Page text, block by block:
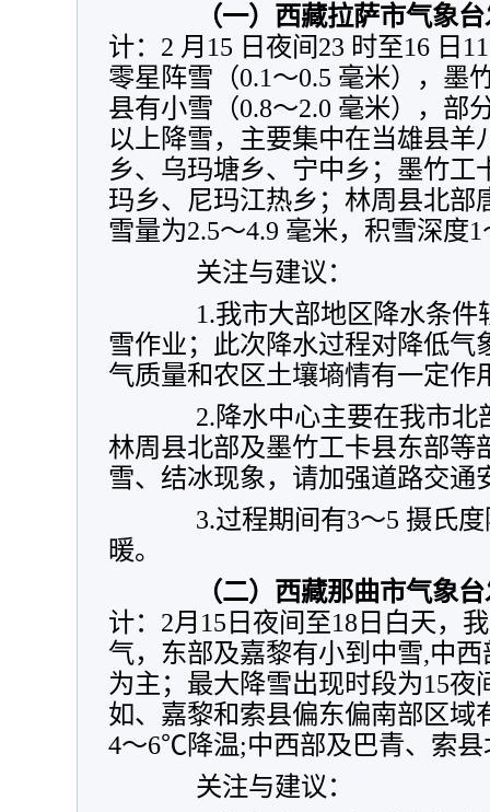
（一）西藏拉萨市气象
计：2 月15 日夜间23 时至16 日
零星阵雪（0.1～0.5 毫米），墨
县有小雪（0.8～2.0 毫米），部
以上降雪，主要集中在当雄县羊
乡、乌玛塘乡、宁中乡；墨竹工
玛乡、尼玛江热乡；林周县北部
雪量为2.5～4.9 毫米，积雪深度
关注与建议：
1.我市大部地区降水条件
雪作业；此次降水过程对降低气
气质量和农区土壤墒情有一定作
2.降水中心主要在我市北
林周县北部及墨竹工卡县东部等
雪、结冰现象，请加强道路交通
3.过程期间有3～5 摄氏度
暖。
（二）西藏那曲市气象
计：2月15日夜间至18日白天，
气，东部及嘉黎有小到中雪,中
为主；最大降雪出现时段为15夜
如、嘉黎和索县偏东偏南部区域
4～6℃降温;中西部及巴青、索县
关注与建议：